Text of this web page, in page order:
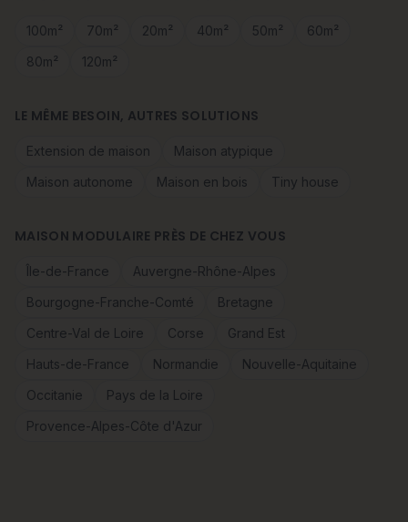
100m² 70m² 20m² 40m² 50m²
60m²
80m²
120m²
LE MÊME BESOIN, AUTRES SOLUTIONS
Extension de maison
Maison atypique
Maison autonome
Maison en bois Tiny house
MAISON MODULAIRE PRÈS DE CHEZ VOUS
Île-de-France
Auvergne-Rhône-Alpes
Bourgogne-Franche-Comté
Bretagne
Centre-Val de Loire
Corse
Grand Est
Hauts-de-France
Normandie
Nouvelle-Aquitaine
Occitanie
Pays de la Loire
Provence-Alpes-Côte d'Azur